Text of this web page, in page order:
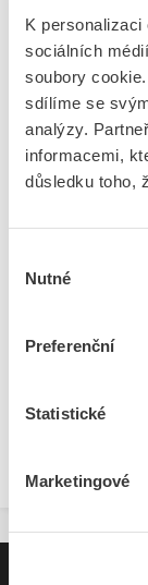
K
sociálních
soubory
sdílíme se
analýzy.
informacemi,
důsledku toho,
souhlasu
Nutné
Preferenční
Statistické
Marketingové
Cena s DPH
ks